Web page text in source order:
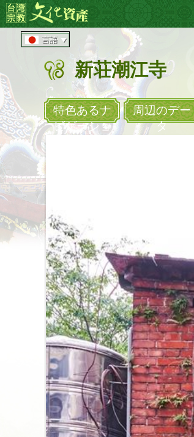
メ
イ
ン
ン
ツ
エ
リ
ア
へ
直
接
移
動
す
る
:::
言語
新荘潮江寺
特色あるナ
ビゲーショ
周辺のデー
タ